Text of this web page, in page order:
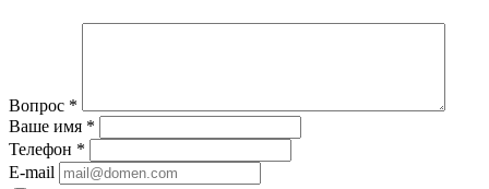
Вопрос *
Ваше имя *
Телефон *
E-mail